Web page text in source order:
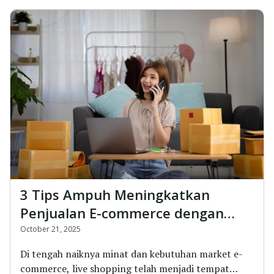
3 Tips Ampuh Meningkatkan
Penjualan E-commerce dengan
Studio Livestreaming yang Tepat
October 21, 2025
Di tengah naiknya minat dan kebutuhan market e-
commerce, live shopping telah menjadi tempat